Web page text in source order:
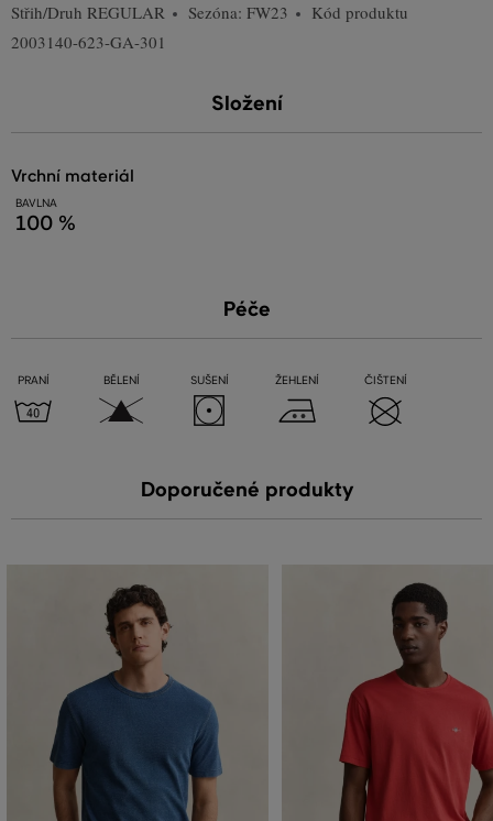
Střih/Druh REGULAR Sezóna: FW23
Kód produktu
2003140-623-GA-301
Složení
vrchní materiál
BAVLNA
100 %
Péče
PRANÍ BĚLENÍ SUŠENÍ ŽEHLENÍ ČIŠTENÍ
Doporučené produkty